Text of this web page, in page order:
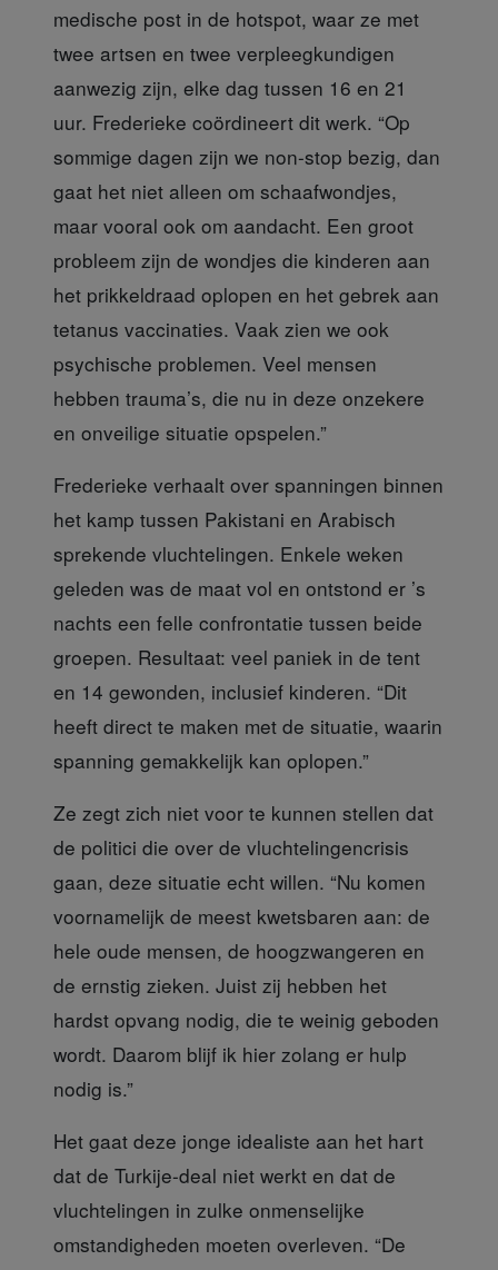
medische post in de hotspot, waar ze met
twee artsen en twee verpleegkundigen
aanwezig zijn, elke dag tussen 16 en 21
uur. Frederieke coördineert dit werk. “Op
sommige dagen zijn we non-stop bezig, dan
gaat het niet alleen om schaafwondjes,
maar vooral ook om aandacht. Een groot
probleem zijn de wondjes die kinderen aan
het prikkeldraad oplopen en het gebrek aan
tetanus vaccinaties. Vaak zien we ook
psychische problemen. Veel mensen
hebben trauma’s, die nu in deze onzekere
en onveilige situatie opspelen.”
Frederieke verhaalt over spanningen binnen
het kamp tussen Pakistani en Arabisch
sprekende vluchtelingen. Enkele weken
geleden was de maat vol en ontstond er ’s
nachts een felle confrontatie tussen beide
groepen. Resultaat: veel paniek in de tent
en 14 gewonden, inclusief kinderen. “Dit
heeft direct te maken met de situatie, waarin
spanning gemakkelijk kan oplopen.”
Ze zegt zich niet voor te kunnen stellen dat
de politici die over de vluchtelingencrisis
gaan, deze situatie echt willen. “Nu komen
voornamelijk de meest kwetsbaren aan: de
hele oude mensen, de hoogzwangeren en
de ernstig zieken. Juist zij hebben het
hardst opvang nodig, die te weinig geboden
wordt. Daarom blijf ik hier zolang er hulp
nodig is.”
Het gaat deze jonge idealiste aan het hart
dat de Turkije-deal niet werkt en dat de
vluchtelingen in zulke onmenselijke
omstandigheden moeten overleven. “De